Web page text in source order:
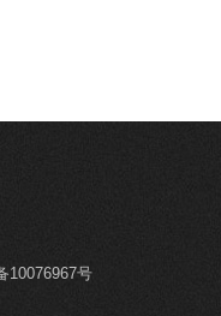
10076967号